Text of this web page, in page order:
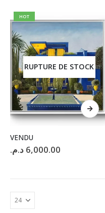
HOT
RUPTURE DE STOCK
VENDU
6,000.00 د.م.